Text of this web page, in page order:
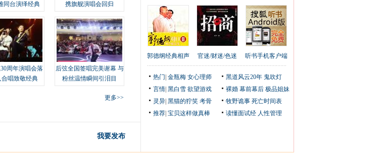
同台演绎经典
携旗舰演唱会回归
周年演唱会落
合唱致敬经典
后弦全国签唱完美谢幕 与
粉丝温情瞬间引泪目
更多>>
我要发布
郭德纲经典相声 官迷/财迷/色迷 听书手机客户端
热门 金瓶梅 女心理师 黑道风云20年 鬼吹灯
言情 黑白雪 欲望游戏 裸婚 幕前幕后 极品姐妹
灵异 黑猫的狞笑 考骨 牧野诡事 死亡时间表
推荐 宝贝这样做真棒 读懂面试经 人性管理